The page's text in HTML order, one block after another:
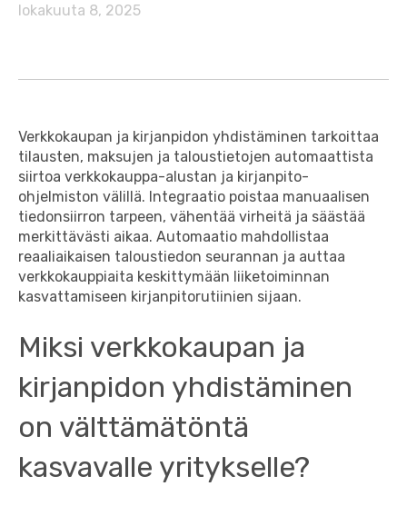
lokakuuta 8, 2025
Verkkokaupan ja kirjanpidon yhdistäminen tarkoittaa
tilausten, maksujen ja taloustietojen automaattista
siirtoa verkkokauppa-alustan ja kirjanpito-
ohjelmiston välillä. Integraatio poistaa manuaalisen
tiedonsiirron tarpeen, vähentää virheitä ja säästää
merkittävästi aikaa. Automaatio mahdollistaa
reaaliaikaisen taloustiedon seurannan ja auttaa
verkkokauppiaita keskittymään liiketoiminnan
kasvattamiseen kirjanpitorutiinien sijaan.
Miksi verkkokaupan ja
kirjanpidon yhdistäminen
on välttämätöntä
kasvavalle yritykselle?